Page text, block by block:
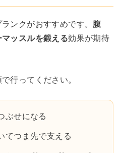
ンクがおすすめです。 腹
ッスルを鍛える効果が期待
行ってください。
ぶせになる
てつま先で支える